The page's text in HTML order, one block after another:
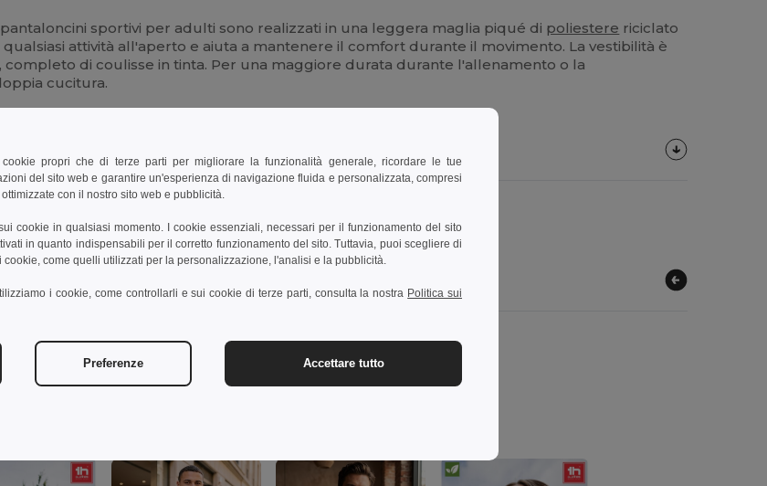
sportivi per adulti sono realizzati in una leggera maglia piqué di poliestere riciclato
qualsiasi attività all'aperto e aiuta a mantenere il comfort durante il movimento. La vestibilità è
di coulisse in tinta. Per una maggiore durata durante l'allenamento o la
cucitura.
propri che di terze parti per migliorare la funzionalità generale, ricordare le tue
del sito web e garantire un'esperienza di navigazione fluida e personalizzata, compresi
con il nostro sito web e pubblicità.
cookie in qualsiasi momento. I cookie essenziali, necessari per il funzionamento del sito
in quanto indispensabili per il corretto funzionamento del sito. Tuttavia, puoi scegliere di
come quelli utilizzati per la personalizzazione, l'analisi e la pubblicità.
i cookie, come controllarli e sui cookie di terze parti, consulta la nostra Politica sui
Preferenze Accettare tutto